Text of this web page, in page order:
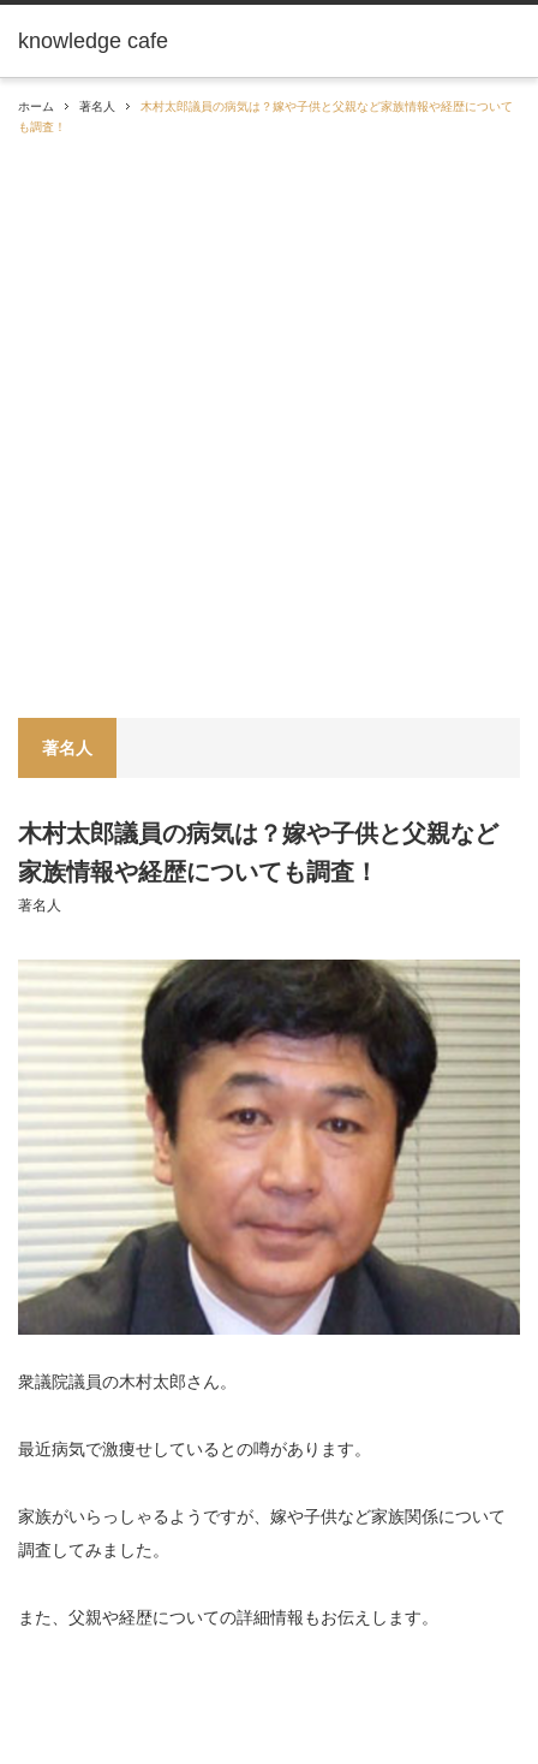
knowledge cafe
ホーム 著名人
木村太郎議員の病気は？嫁や子供と父親など家族情報や経歴について
も調査！
著名人
木村太郎議員の病気は？嫁や子供と父親など
家族情報や経歴についても調査！
著名人
衆議院議員の木村太郎さん。
最近病気で激痩せしているとの噂があります。
家族がいらっしゃるようですが、嫁や子供など家族関係について
調査してみました。
また、父親や経歴についての詳細情報もお伝えします。